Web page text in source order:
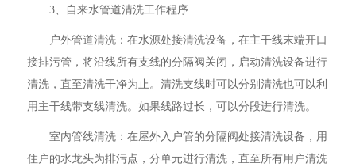
3、自来水管道清洗工作程序
户外管道清洗：在水源处接清洗设备，在主干线末端开口
接排污管，将沿线所有支线的分隔阀关闭，启动清洗设备进行
清洗，直至清洗干净为止。清洗支线时可以分别清洗也可以利
用主干线带支线清洗。如果线路过长，可以分段进行清洗。
室内管线清洗：在屋外入户管的分隔阀处接清洗设备，用
住户的水龙头为排污点，分单元进行清洗，直至所有用户清洗